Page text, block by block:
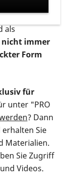
Variante
als
nicht immer
Form
für
unter "PRO
? Dann
Sie
Materialien.
Sie Zugriff
Videos.